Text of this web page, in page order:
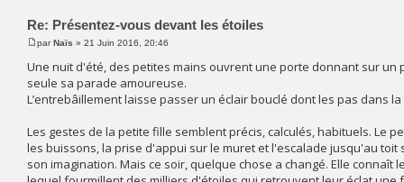
Re: Présentez-vous devant les étoiles
parNaïs » 21 Juin 2016, 20:46
Une nuit d'été, des petites mains ouvrent une porte donnant sur
seule sa parade amoureuse.
L’entrebâillement laisse passer un éclair bouclé dont les pas dans
Les gestes de la petite fille semblent précis, calculés, habituels. Le
les buissons, la prise d'appui sur le muret et l'escalade jusqu'au
son imagination. Mais ce soir, quelque chose a changé. Elle